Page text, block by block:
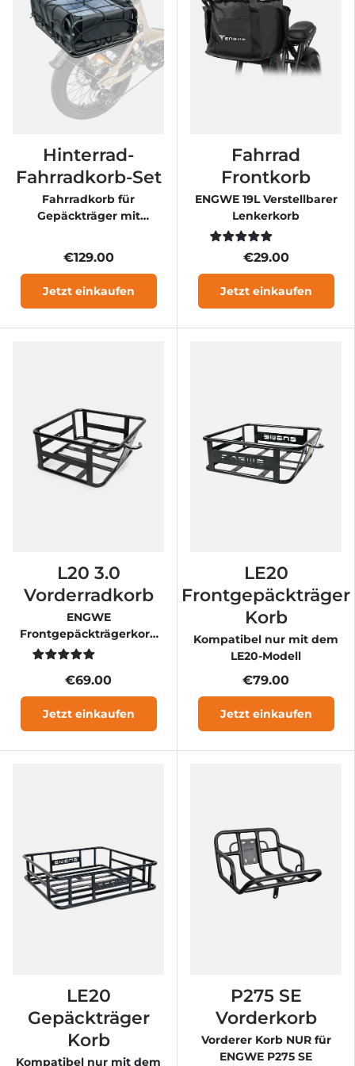
Hinterrad-
Fahrradkorb-Set
Fahrradkorb für
Gepäckträger mit
Innenfutter
€129.00
Jetzt einkaufen
Fahrrad
Frontkorb
ENGWE 19L Verstellbarer
Lenkerkorb
€29.00
Jetzt einkaufen
L20 3.0
Vorderradkorb
ENGWE
Frontgepäckträgerkorb
für L20 3.0 Boost & L20
€69.00
Jetzt einkaufen
LE20
Frontgepäckträger
Korb
Kompatibel nur mit dem
LE20-Modell
€79.00
Jetzt einkaufen
LE20
Gepäckträger
Korb
Kompatibel nur mit dem
P275 SE
Vorderkorb
Vorderer Korb NUR für
ENGWE P275 SE